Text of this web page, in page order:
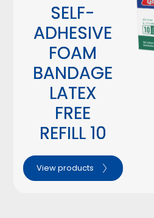
SELF-
ADHESIVE
FOAM
BANDAGE
LATEX
FREE
REFILL 10
View products